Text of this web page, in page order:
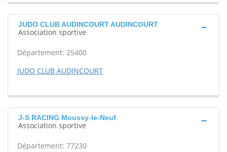
JUDO CLUB AUDINCOURT AUDINCOURT
Association sportive
Département: 25400
JUDO CLUB AUDINCOURT
J-S RACING Moussy-le-Neuf
Association sportive
Département: 77230